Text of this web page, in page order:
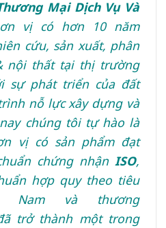
Mại Dịch Vụ Và
vị có hơn 10 năm
cứu, sản xuất, phân
nội thất tại thị trường
sự phát triển của đất
nỗ lực xây dựng và
chúng tôi tự hào là
vị có sản phẩm đạt
chứng nhận ISO,
hợp quy theo tiêu
Nam và thương
trở thành một trong